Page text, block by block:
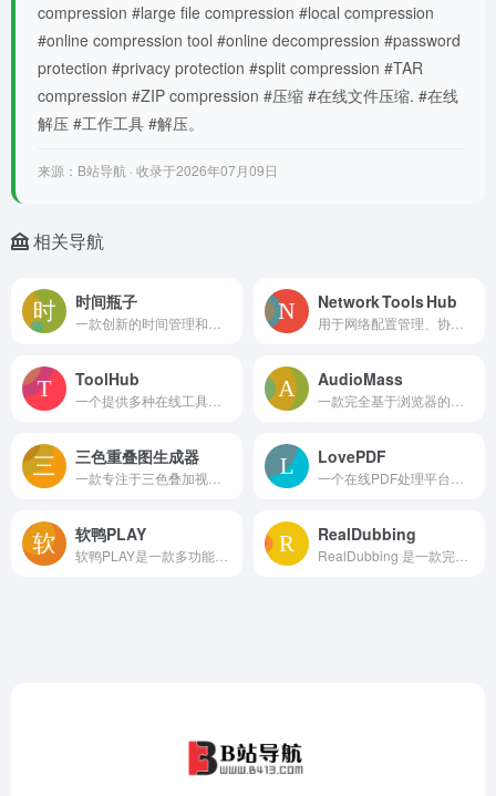
compression #large file compression #local compression
#online compression tool #online decompression #password
protection #privacy protection #split compression #TAR
compression #ZIP compression #压缩 #在线文件压缩. #在线
解压 #工作工具 #解压。
来源：B站导航 · 收录于2026年07月09日
相关导航
时间瓶子 Network Tools Hub
ToolHub AudioMass
三色重叠图生成器 LovePDF
软鸭PLAY RealDubbing